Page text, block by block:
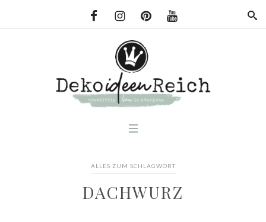
ALLES ZUM SCHLAGWORT
DACHWURZ